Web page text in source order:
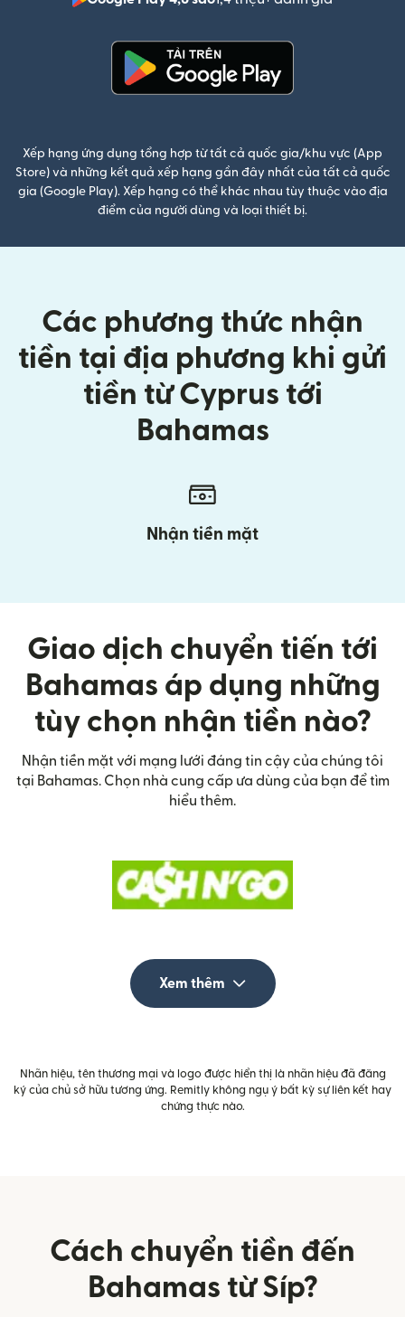
Xếp hạng ứng dụng tổng hợp từ tất cả quốc gia/khu vực (App
Store) và những kết quả xếp hạng gần đây nhất của tất cả quốc
gia (Google Play). Xếp hạng có thể khác nhau tùy thuộc vào địa
điểm của người dùng và loại thiết bị.
Các phương thức nhận
tiền tại địa phương khi gửi
tiền từ Cyprus tới
Bahamas
Nhận tiền mặt
Giao dịch chuyển tiến tới
Bahamas áp dụng những
tùy chọn nhận tiền nào?
Nhận tiền mặt với mạng lưới đáng tin cậy của chúng tôi
tại Bahamas. Chọn nhà cung cấp ưa dùng của bạn để tìm
hiểu thêm.
Xem thêm
Nhãn hiệu, tên thương mại và logo được hiển thị là nhãn hiệu đã đăng
ký của chủ sở hữu tương ứng. Remitly không ngụ ý bất kỳ sự liên kết hay
chứng thực nào.
Cách chuyển tiền đến
Bahamas từ Síp?